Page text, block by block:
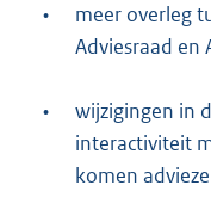
•
meer overleg
Adviesraad en
•
wijzigingen in
interactiviteit
komen